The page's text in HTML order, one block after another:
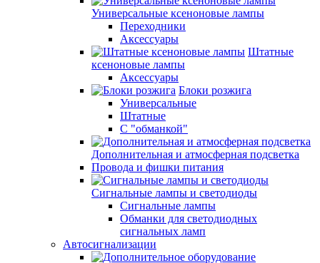
Универсальные ксеноновые лампы
Переходники
Аксессуары
Штатные
ксеноновые лампы
Аксессуары
Блоки розжига
Универсальные
Штатные
С "обманкой"
Дополнительная и атмосферная подсветка
Провода и фишки питания
Cигнальные лампы и светодиоды
Сигнальные лампы
Обманки для светодиодных
сигнальных ламп
Автосигнализации